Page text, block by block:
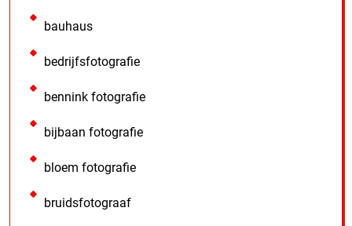
bauhaus
bedrijfsfotografie
bennink fotografie
bijbaan fotografie
bloem fotografie
bruidsfotograaf